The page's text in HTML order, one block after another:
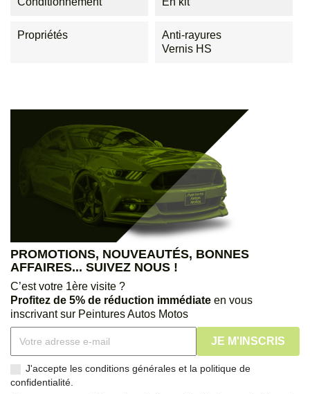
Propriétés
Anti-rayures
Vernis HS
PROMOTIONS, NOUVEAUTÉS, BONNES
AFFAIRES... SUIVEZ NOUS !
C’est votre 1ère visite ?
Profitez de 5% de réduction immédiate en vous
inscrivant sur Peintures Autos Motos
J'accepte les conditions générales et la politique de
confidentialité.